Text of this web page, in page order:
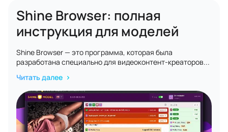
Shine Browser: полная
инструкция для моделей
Shine Browser — это программа, которая была
разработана специально для видеоконтент-креаторов...
Читать далее